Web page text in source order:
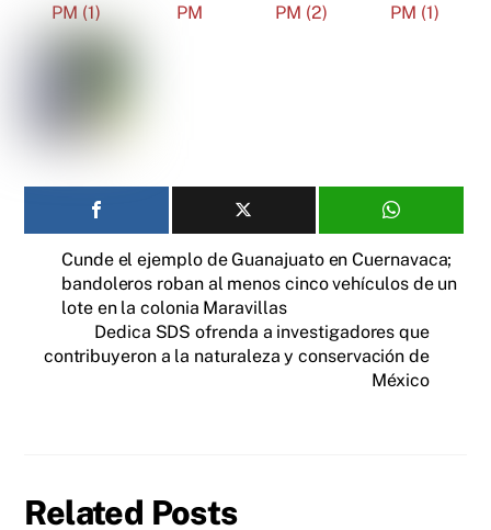
Cunde el ejemplo de Guanajuato en Cuernavaca;
bandoleros roban al menos cinco vehículos de un
lote en la colonia Maravillas
Dedica SDS ofrenda a investigadores que
contribuyeron a la naturaleza y conservación de
México
Related Posts